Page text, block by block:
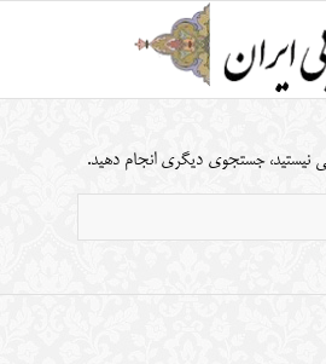
نیستید، جستجوی دیگری انجام دهید.